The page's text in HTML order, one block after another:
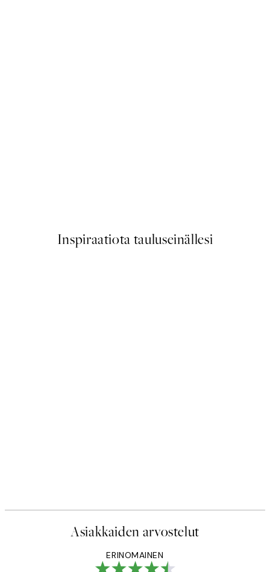
Inspiraatiota tauluseinällesi
Asiakkaiden arvostelut
ERINOMAINEN